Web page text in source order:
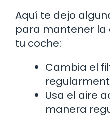
Aquí te dejo
para mantener la
tu coche:
Cambia el
Usa el aire
manera